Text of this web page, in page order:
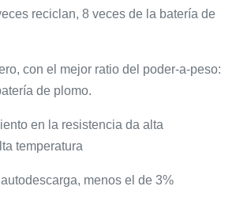
reciclan, 8 veces de la batería de
con el mejor ratio del poder-a-peso:
de plomo.
en la resistencia da alta
temperatura
menos el de 3%